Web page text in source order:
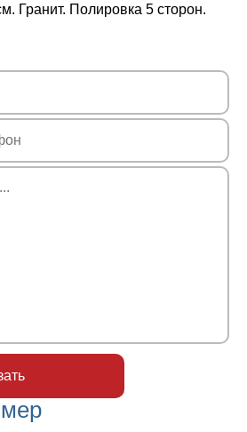
Гранит. Полировка 5 сторон.